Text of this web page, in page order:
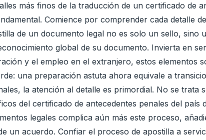
más finos de la traducción de un certificado de
Comience por comprender cada detalle
de un documento legal no es solo un sello,
global de su documento. Invierta en
y el empleo en el extranjero, estos elementos
una preparación astuta ahora equivale a
la atención al detalle es primordial. No se
del certificado de antecedentes penales del
legales complica aún más este proceso,
un acuerdo. Confiar el proceso de apostilla a